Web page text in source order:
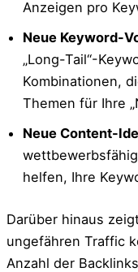
Anzeigen pro
Neue Keyword-
„Long-Tail“-
Kombinationen,
Themen für Ihre
Neue Content-
helfen, Ihre
Darüber hinaus
ungefähren Traffic
Anzahl der